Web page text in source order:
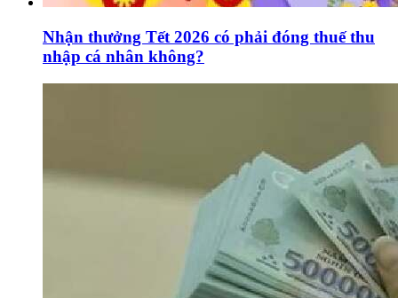
Nhận thưởng Tết 2026 có phải đóng thuế thu
nhập cá nhân không?